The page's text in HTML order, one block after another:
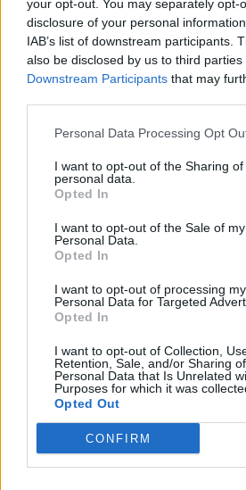
your opt-out. You may separately opt-
disclosure of your personal
IAB’s list of downstream participants.
also be disclosed by us to third parties
Downstream Participants that may
Personal Data Processing Opt
I want to opt-out of the Sharing of
personal data.
Opted In
I want to opt-out of the Sale of my
Personal Data.
Opted In
I want to opt-out of processing my
Personal Data for Targeted
Opted In
I want to opt-out of Collection,
Retention, Sale, and/or Sharing
Personal Data that Is Unrelated
Purposes for which it was
Opted Out
CONFIRM
ανάγκες διασύνδεσης της
Ανατολή, την Ασία και τη
μεταφορά δεδομένων